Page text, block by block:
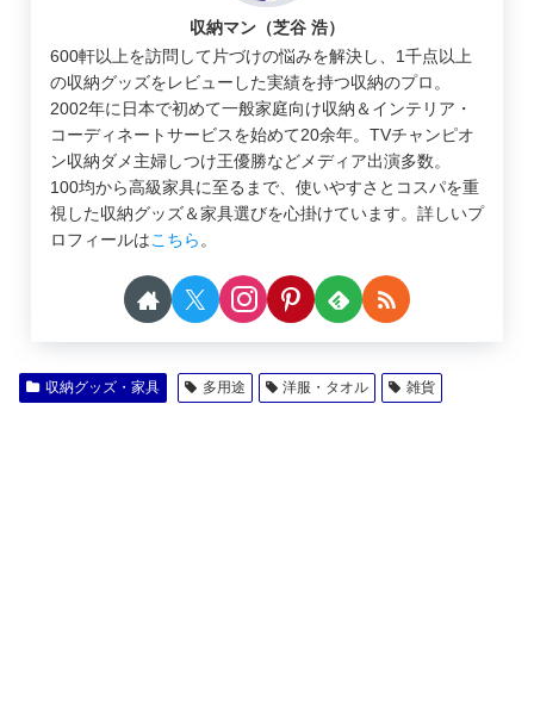
収納マン（芝谷 浩）
600軒以上を訪問して片づけの悩みを解決し、1千点以上
の収納グッズをレビューした実績を持つ収納のプロ。
2002年に日本で初めて一般家庭向け収納＆インテリア・
コーディネートサービスを始めて20余年。TVチャンピオ
ン収納ダメ主婦しつけ王優勝などメディア出演多数。
100均から高級家具に至るまで、使いやすさとコスパを重
視した収納グッズ＆家具選びを心掛けています。詳しいプ
ロフィールはこちら 。
収納グッズ・家具 多用途 洋服・タオル 雑貨